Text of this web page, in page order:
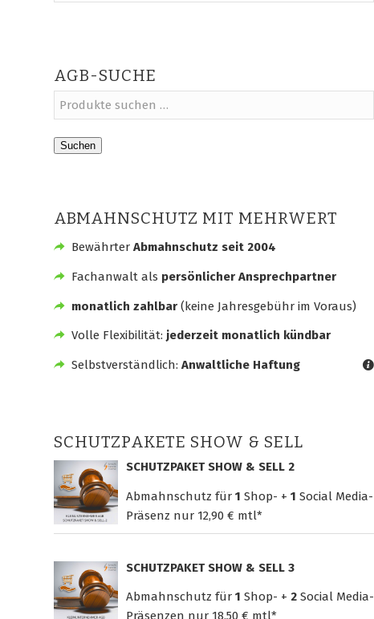
AGB-SUCHE
Suchen
ABMAHNSCHUTZ MIT MEHRWERT
BewährterAbmahnschutz seit 2004
Fachanwalt als persönlicher Ansprechpartner
monatlich zahlbar(keine Jahresgebühr im Voraus)
Volle Flexibilität: jederzeit monatlich kündbar
Selbstverständlich: Anwaltliche Haftung
SCHUTZPAKETE SHOW & SELL
SCHUTZPAKET SHOW & SELL 2
Abmahnschutz für 1 Shop- + 1 Social Media-
Präsenz nur 12,90 € mtl*
SCHUTZPAKET SHOW & SELL 3
Abmahnschutz für 1 Shop- + 2 Social Media-
Präsenzen nur 18,50 € mtl*